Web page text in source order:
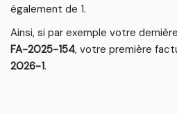
également de 1.
Ainsi, si par exemple votre
FA-2025-154, votre première
2026-1.